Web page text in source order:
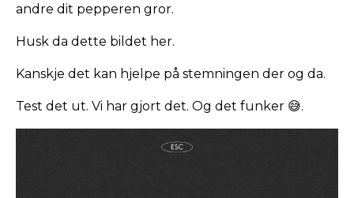
andre dit pepperen gror.
Husk da dette bildet her.
Kanskje det kan hjelpe på stemningen der og da.
Test det ut. Vi har gjort det. Og det funker 😅.